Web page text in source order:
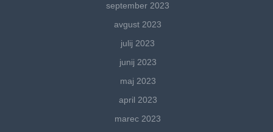
september 2023
avgust 2023
julij 2023
junij 2023
maj 2023
april 2023
marec 2023